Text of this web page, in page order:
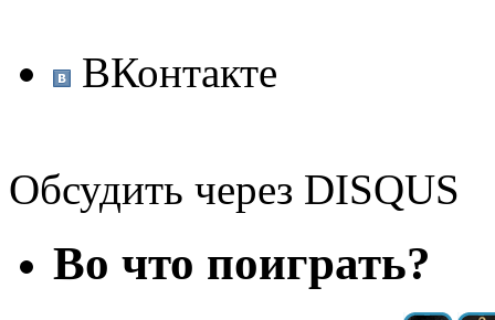
ВКонтакте
Обсудить через DISQUS
Во что поиграть?